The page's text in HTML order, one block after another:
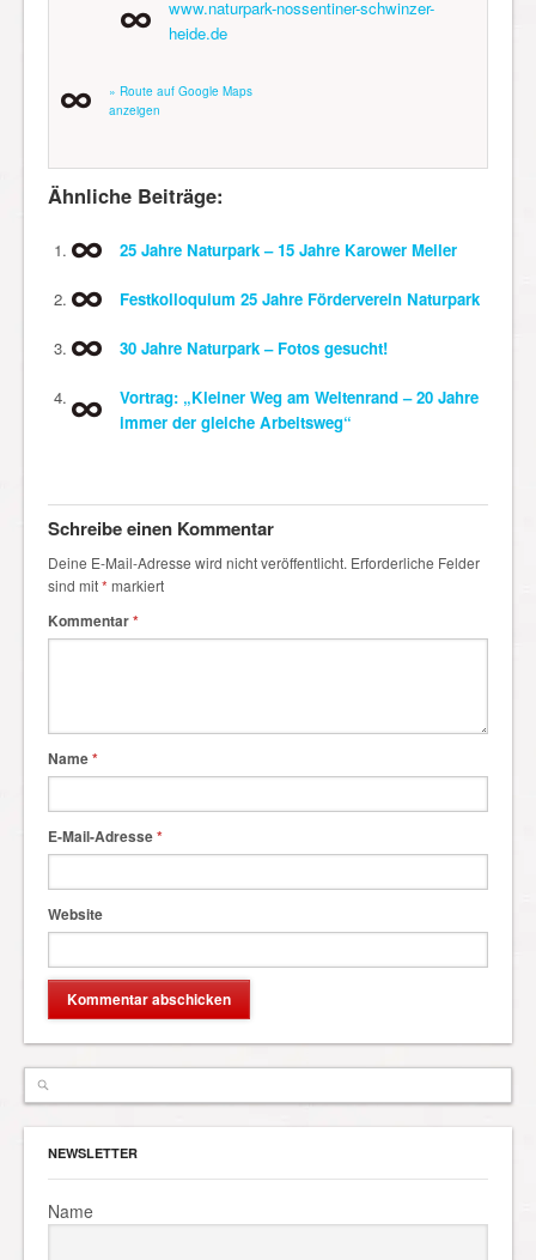
www.naturpark-nossentiner-schwinzer-
heide.de
» Route auf Google Maps
anzeigen
Ähnliche Beiträge:
25 Jahre Naturpark – 15 Jahre Karower Meiler
Festkolloquium 25 Jahre Förderverein Naturpark
30 Jahre Naturpark – Fotos gesucht!
Vortrag: „Kleiner Weg am Weltenrand – 20 Jahre
immer der gleiche Arbeitsweg“
Schreibe einen Kommentar
Deine E-Mail-Adresse wird nicht veröffentlicht. Erforderliche Felder
sind mit* markiert
Kommentar*
Name*
E-Mail-Adresse*
Website
NEWSLETTER
Name